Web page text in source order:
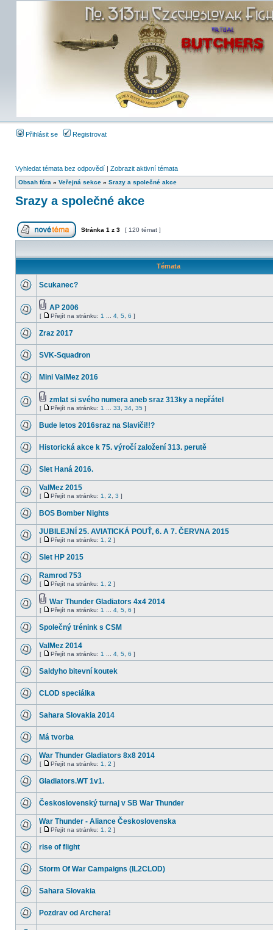
Přihlásit se Registrovat
Vyhledat témata bez odpovědí | Zobrazit aktivní témata
Obsah fóra » Veřejná sekce » Srazy a společné akce
Srazy a společné akce
Stránka 1 z 3 [ 120 témat ]
Témata
Scukanec?
AP 2006
[ Přejít na stránku: 1 4 5 6 ]
Zraz 2017
SVK-Squadron
Mini ValMez 2016
zmlat si svého numera aneb sraz 313ky a nepřátel
[ Přejít na stránku: 1 33 34 35 ]
Bude letos 2016sraz na Slaviči!!?
Historická akce k 75. výročí založení 313. perutě
Slet Haná 2016.
ValMez 2015
[ Přejít na stránku: 1 2 3 ]
BOS Bomber Nights
JUBILEJNÍ 25. AVIATICKÁ POUŤ, 6. A 7. ČERVNA 2015
[ Přejít na stránku: 1 2 ]
Slet HP 2015
Ramrod 753
[ Přejít na stránku: 1 2 ]
War Thunder Gladiators 4x4 2014
[ Přejít na stránku: 1 4 5 6 ]
Společný trénink s CSM
ValMez 2014
[ Přejít na stránku: 1 4 5 6 ]
Saldyho bitevní koutek
CLOD speciálka
Sahara Slovakia 2014
Má tvorba
War Thunder Gladiators 8x8 2014
[ Přejít na stránku: 1 2 ]
Gladiators.WT 1v1.
Československý turnaj v SB War Thunder
War Thunder - Aliance Československa
[ Přejít na stránku: 1 2 ]
rise of flight
Storm Of War Campaigns (IL2CLOD)
Sahara Slovakia
Pozdrav od Archera!